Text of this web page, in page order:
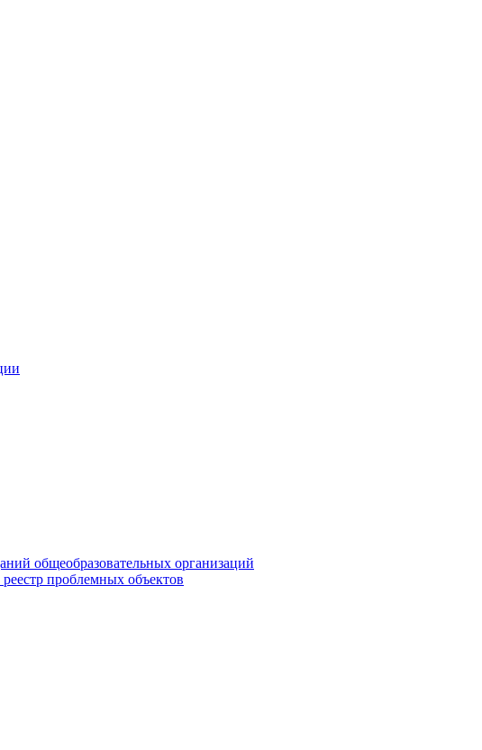
общеобразовательных организаций
проблемных объектов